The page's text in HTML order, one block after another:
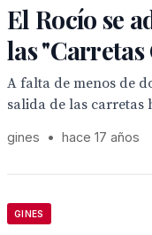
El Rocío se
las "Carretas
A falta de menos de
salida de las carretas
gines • hace 17 años
GINES